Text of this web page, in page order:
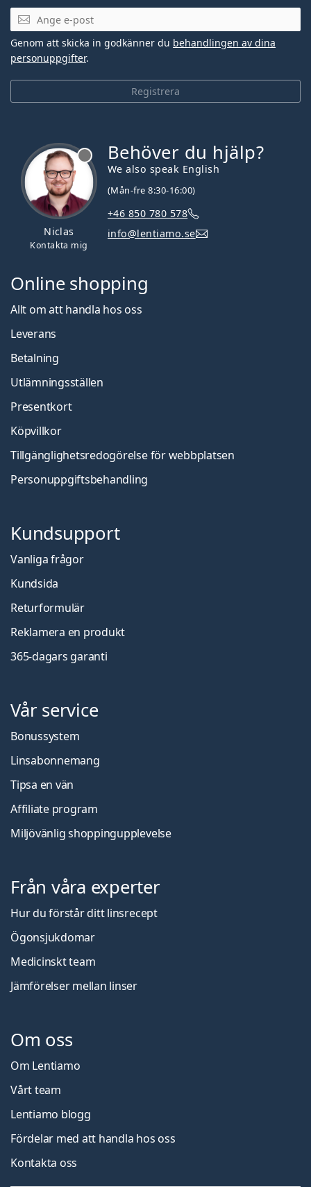
Mejladress
Registrera
Genom att skicka in godkänner du behandlingen av dina
personuppgifter.
Niclas
Kontakta mig
Behöver du hjälp?
We also speak English
(Mån-fre 8:30-16:00)
+46 850 780 578
info@lentiamo.se
Online shopping
Allt om att handla hos oss
Leverans
Betalning
Utlämningsställen
Presentkort
Köpvillkor
Tillgänglighetsredogörelse för webbplatsen
Personuppgiftsbehandling
Kundsupport
Vanliga frågor
Kundsida
Returformulär
Reklamera en produkt
365-dagars garanti
Vår service
Bonussystem
Linsabonnemang
Tipsa en vän
Affiliate program
Miljövänlig shoppingupplevelse
Från våra experter
Hur du förstår ditt linsrecept
Ögonsjukdomar
Medicinskt team
Jämförelser mellan linser
Om oss
Om Lentiamo
Vårt team
Lentiamo blogg
Fördelar med att handla hos oss
Kontakta oss